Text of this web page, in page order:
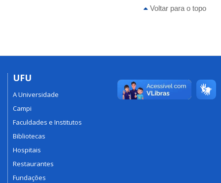
Voltar para o topo
UFU
A Universidade
Campi
Faculdades e Institutos
Bibliotecas
Hospitais
Restaurantes
Fundações